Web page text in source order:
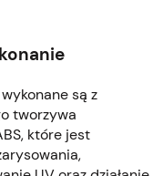
są z
tworzywa
które jest